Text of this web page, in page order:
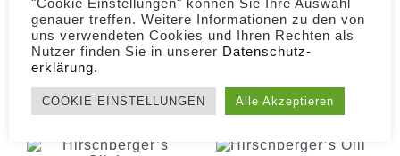
Oxana – 1 Tag – 109g
MEINE GESCHWISTER
"Cookie Einstellungen" können Sie Ihre Auswahl
genauer treffen. Weitere Informationen zu den von
uns verwendeten Cookies und Ihren Rechten als
Nutzer finden Sie in unserer Daten­schutz­
erklärung.
COOKIE EINSTELLUNGEN Alle Akzeptieren